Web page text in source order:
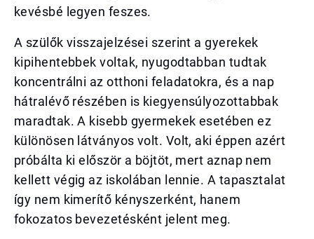
kevésbé legyen feszes.
A szülők visszajelzései szerint a gyerekek
kipihentebbek voltak, nyugodtabban tudtak
koncentrálni az otthoni feladatokra, és a nap
hátralévő részében is kiegyensúlyozottabbak
maradtak. A kisebb gyermekek esetében ez
különösen látványos volt. Volt, aki éppen azért
próbálta ki először a böjtöt, mert aznap nem
kellett végig az iskolában lennie. A tapasztalat
így nem kimerítő kényszerként, hanem
fokozatos bevezetésként jelent meg.